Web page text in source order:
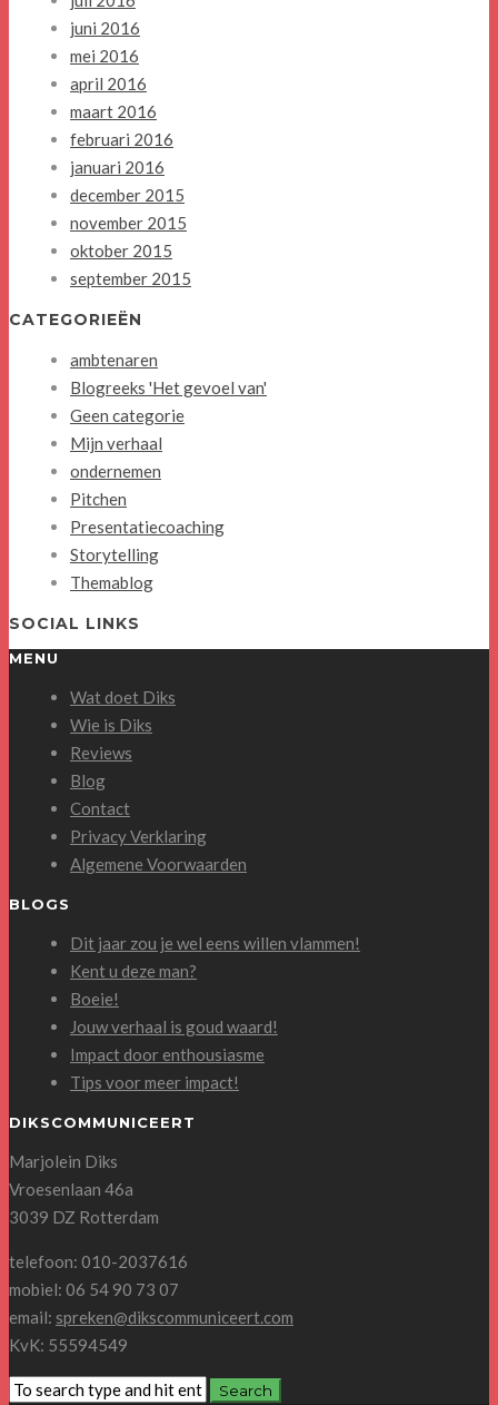
juni 2016
mei 2016
april 2016
maart 2016
februari 2016
januari 2016
december 2015
november 2015
oktober 2015
september 2015
CATEGORIEËN
ambtenaren
Blogreeks 'Het gevoel van'
Geen categorie
Mijn verhaal
ondernemen
Pitchen
Presentatiecoaching
Storytelling
Themablog
SOCIAL LINKS
MENU
Wat doet Diks
Wie is Diks
Reviews
Blog
Contact
Privacy Verklaring
Algemene Voorwaarden
BLOGS
Dit jaar zou je wel eens willen vlammen!
Kent u deze man?
Boeie!
Jouw verhaal is goud waard!
Impact door enthousiasme
Tips voor meer impact!
DIKSCOMMUNICEERT
Marjolein Diks
Vroesenlaan 46a
3039 DZ Rotterdam
telefoon: 010-2037616
mobiel: 06 54 90 73 07
email: spreken@dikscommuniceert.com
KvK: 55594549